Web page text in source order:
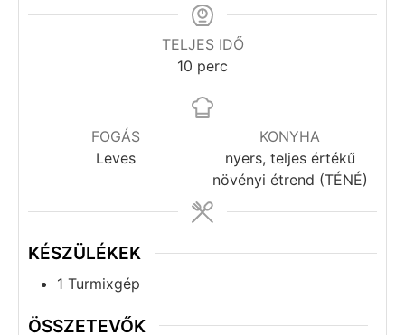
TELJES IDŐ
10 perc
FOGÁS
Leves
KONYHA
nyers, teljes értékű
növényi étrend (TÉNÉ)
KÉSZÜLÉKEK
1 Turmixgép
ÖSSZETEVŐK